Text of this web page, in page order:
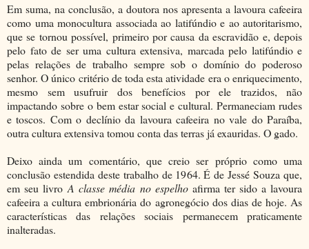
Em suma, na conclusão, a doutora nos apresenta a lavoura cafeeira
como uma monocultura associada ao latifúndio e ao autoritarismo,
que se tornou possível, primeiro por causa da escravidão e, depois
pelo fato de ser uma cultura extensiva, marcada pelo latifúndio e
pelas relações de trabalho sempre sob o domínio do poderoso
senhor. O único critério de toda esta atividade era o enriquecimento,
mesmo sem usufruir dos benefícios por ele trazidos, não
impactando sobre o bem estar social e cultural. Permaneciam rudes
e toscos. Com o declínio da lavoura cafeeira no vale do Paraíba,
outra cultura extensiva tomou conta das terras já exauridas. O gado.
Deixo ainda um comentário, que creio ser próprio como uma
conclusão estendida deste trabalho de 1964. É de Jessé Souza que,
em seu livro A classe média no espelho afirma ter sido a lavoura
cafeeira a cultura embrionária do agronegócio dos dias de hoje. As
características das relações sociais permanecem praticamente
inalteradas.